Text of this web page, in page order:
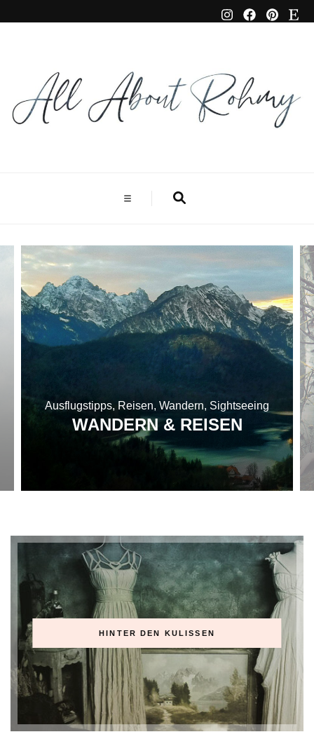
Ausflugstipps, Reisen, Wandern, Sightseeing
WANDERN & REISEN
HINTER DEN KULISSEN